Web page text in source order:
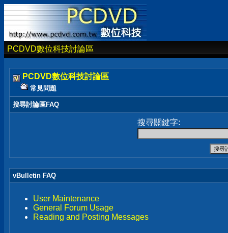
PCDVD數位科技討論區
PCDVD數位科技討論區
常見問題
搜尋討論區FAQ
搜尋關鍵字:
vBulletin FAQ
User Maintenance
General Forum Usage
Reading and Posting Messages